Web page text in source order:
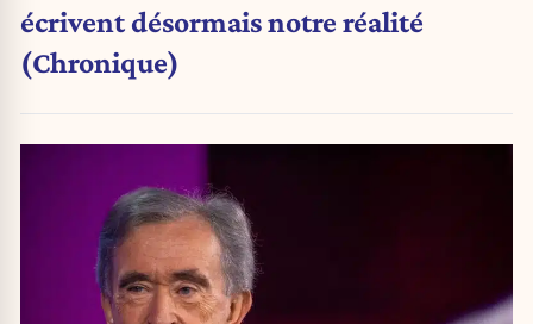
écrivent désormais notre réalité
(Chronique)